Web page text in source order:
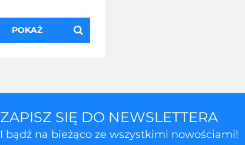
POKAŻ
ZAPISZ SIĘ DO NEWSLETTERA
I bądź na bieżąco ze wszystkimi nowościami!